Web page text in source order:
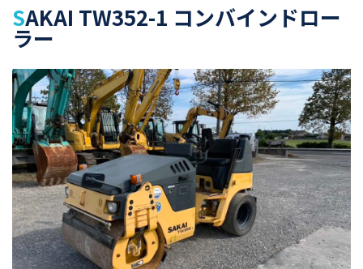
SAKAI TW352-1 コンバインドロー
ラー